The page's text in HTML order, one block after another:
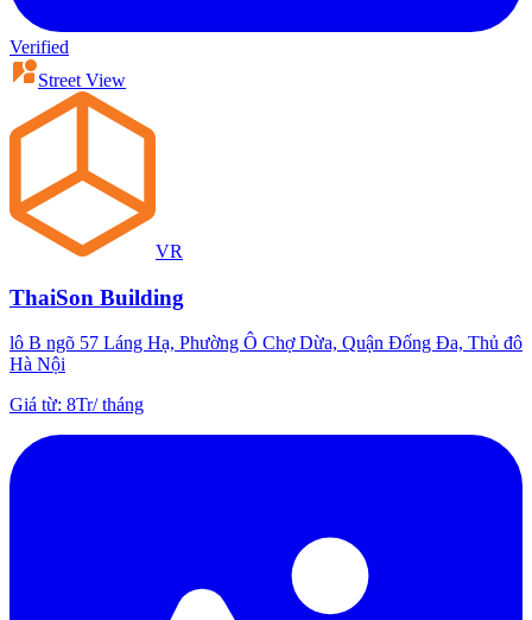
Verified
Street View
VR
ThaiSon Building
lô B ngõ 57 Láng Hạ, Phường Ô Chợ Dừa, Quận Đống Đa, Thủ đô
Hà Nội
Giá từ: 8Tr/tháng